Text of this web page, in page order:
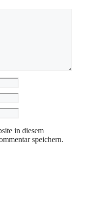
in diesem
speichern.